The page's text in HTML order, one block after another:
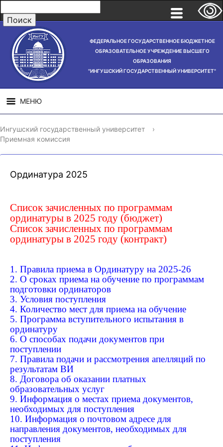
ФЕДЕРАЛЬНОЕ ГОСУДАРСТВЕННОЕ БЮДЖЕТНОЕ
ОБРАЗОВАТЕЛЬНОЕ УЧРЕЖДЕНИЕ ВЫСШЕГО
ОБРАЗОВАНИЯ
"ИНГУШСКИЙ ГОСУДАРСТВЕННЫЙ УНИВЕРСИТЕТ"
МЕНЮ
СВЕДЕНИЯ ОБ
ОБРАЗОВАТЕЛЬНОЙ
НАУЧНАЯ
ДЕЯТЕЛЬНОСТЬ
Ингушский государственный университет
›
Приемная комиссия
Ординатура 2025
Список зачисленных по программам
ординатуры в 2025 году (бюджет)
Список зачисленных по программам
ординатуры в 2025 году (контракт)
1. Правила приема в Ординатуру на 2025-26
2. О сроках приема на обучение по программам
подготовки ординаторов
3. Условия поступления
4. Количество мест для приема на обучение
5. Программа вступительного испытания в
ординатуру
6. О способах подачи документов при
поступлении
7. Правила подачи и рассмотрения апелляций по
результатам ВИ
8. Договора об оказании платных
образовательных услуг
9. Информация о местах приема документов,
необходимых для поступления
10. Информация о почтовом адресе для
направления документов, необходимых для
поступления